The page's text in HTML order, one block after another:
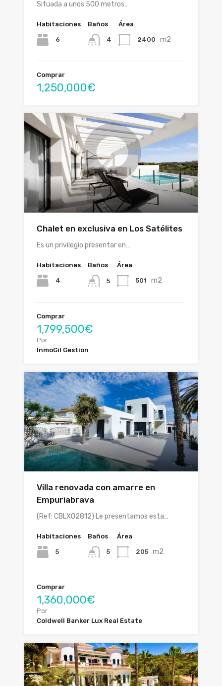
Situada a unos 500 metros…
Habitaciones
6
Baños
4
Área
2400 m2
Comprar
1,250,000€
Chalet en exclusiva en Los Satélites
Es un privilegio presentar en…
Habitaciones
4
Baños
5
Área
501 m2
Comprar
1,799,500€
Por
InmoGil Gestion
Villa renovada con amarre en
Empuriabrava
(Ref: CBLX02812) Le presentamos esta…
Habitaciones
5
Baños
5
Área
205 m2
Comprar
1,360,000€
Por
Coldwell Banker Lux Real Estate